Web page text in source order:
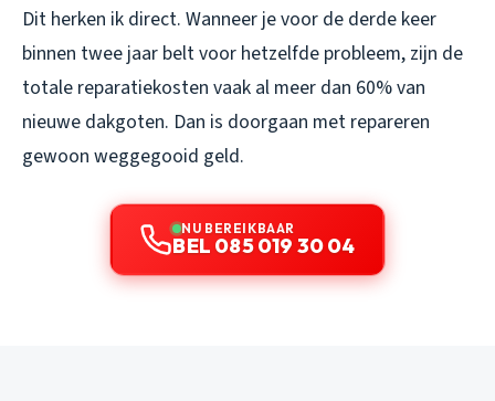
Dit herken ik direct. Wanneer je voor de derde keer
binnen twee jaar belt voor hetzelfde probleem, zijn de
totale reparatiekosten vaak al meer dan 60% van
nieuwe dakgoten. Dan is doorgaan met repareren
gewoon weggegooid geld.
NU BEREIKBAAR
BEL 085 019 30 04